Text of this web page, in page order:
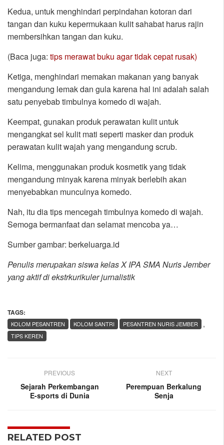
Kedua, untuk menghindari perpindahan kotoran dari
tangan dan kuku kepermukaan kulit sahabat harus rajin
membersihkan tangan dan kuku.
(Baca juga: tips merawat buku agar tidak cepat rusak)
Ketiga, menghindari memakan makanan yang banyak
mengandung lemak dan gula karena hal ini adalah salah
satu penyebab timbulnya komedo di wajah.
Keempat, gunakan produk perawatan kulit untuk
mengangkat sel kulit mati seperti masker dan produk
perawatan kulit wajah yang mengandung scrub.
Kelima, menggunakan produk kosmetik yang tidak
mengandung minyak karena minyak berlebih akan
menyebabkan munculnya komedo.
Nah, itu dia tips mencegah timbulnya komedo di wajah.
Semoga bermanfaat dan selamat mencoba ya…
Sumber gambar: berkeluarga.id
Penulis merupakan siswa kelas X IPA SMA Nuris Jember
yang aktif di ekstrkurikuler jurnalistik
TAGS:
,
KOLOM PESANTREN KOLOM SANTRI
PESANTREN NURIS JEMBER
TIPS KEREN
PREVIOUS
Sejarah Perkembangan
E-sports di Dunia
NEXT
Perempuan Berkalung
Senja
RELATED POST